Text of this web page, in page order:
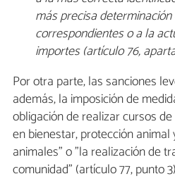
más precisa
correspondientes o a la
importes (artículo 76,
Por otra parte, las sanciones
además, la imposición de
obligación de realizar cursos
en bienestar, protección
animales" o "la realización de
comunidad" (artículo 77, punto